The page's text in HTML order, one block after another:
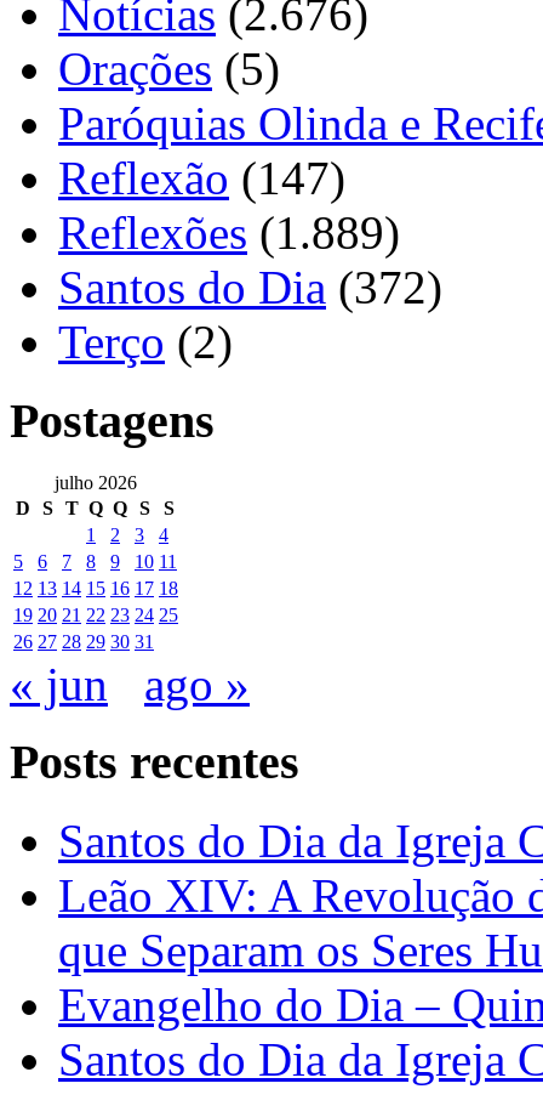
Notícias (2.676)
Orações (5)
Paróquias Olinda e
Reflexão (147)
Reflexões (1.889)
Santos do Dia (372)
Terço (2)
Postagens
julho 2026
D
S T Q Q S
S
1
2 3
4
5
6 7 8 9 10 11
12 13 14 15 16 17 18
19 20 21 22 23 24 25
26 27 28 29 30 31
« jun ago »
Posts recentes
Santos do Dia da Igreja
Leão XIV: A Revolução
que Separam os Seres
Evangelho do Dia –
Santos do Dia da Igreja